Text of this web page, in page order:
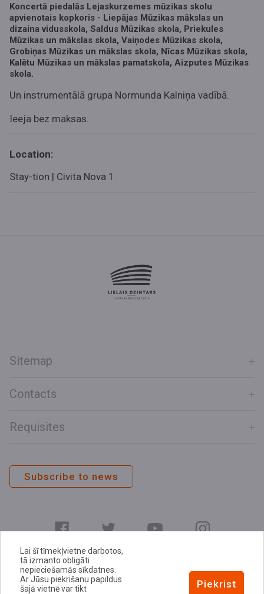
Koncertā piedalās Lejaskurzemes mūzikas skolu
apvienotais kopkoris - Liepājas Mūzikas mākslas un
dizaina vidusskola, Saldus Mūzikas skola, Priekules
Mūzikas un mākslas skola, Vaiņodes Mūzikas skola,
Grobiņas Mūzikas un mākslas skola, Nīcas Mūzikas skola,
Kalētu Mūzikas un mākslas pamatskola, Aizputes Mūzikas
skola.
Un instrumentālā grupa Normunda Kalniņa vadībā.
Ieeja bez maksas.
Location:
Stay-tion | Civita Nova 1
Sitemap
Contacts
Requisites
Subscribe to news
E-address
Lai šī tīmekļvietne darbotos,
tā izmanto obligāti
nepieciešamās sīkdatnes.
Ar Jūsu piekrišanu papildus
šajā vietnē var tikt
Piekrist